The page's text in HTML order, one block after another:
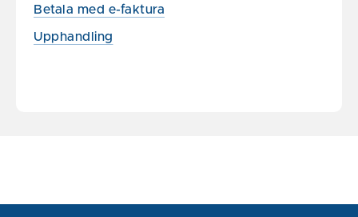
Betala med e-faktura
Upphandling